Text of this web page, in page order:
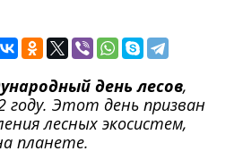
день лесов,
году. Этот день призван
лесных экосистем,
планете.